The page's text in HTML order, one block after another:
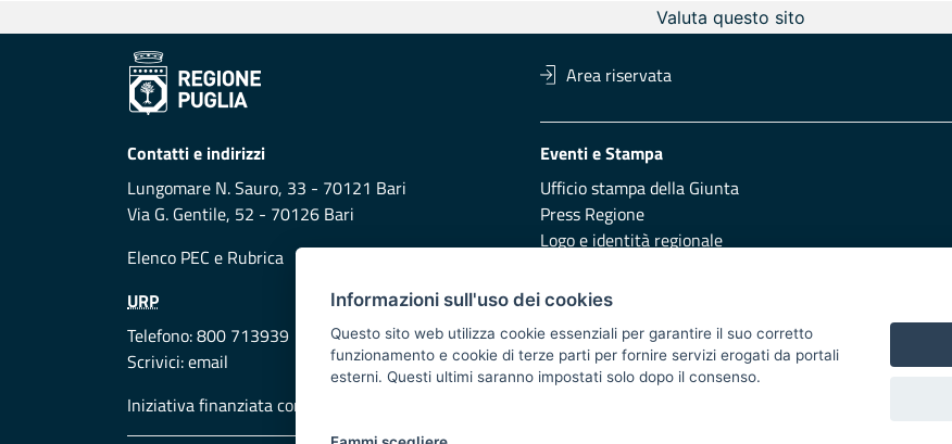
Valuta questo sito
Area riservata
Contatti e indirizzi
Lungomare N. Sauro, 33 - 70121 Bari
Via G. Gentile, 52 - 70126 Bari
Elenco PEC e Rubrica
Eventi e Stampa
Ufficio stampa della Giunta
Press Regione
Logo e identità regionale
URP
Telefono: 800 713939
Scrivici:email
Redazione
Presentazione
Responsabili di pubblicazione
Iniziativa finanziata con risorse del POR Puglia 2014/2020 - Asse XI
Informazioni sull'uso dei cookies
Questo sito web utilizza cookie essenziali per garantire il suo corretto
funzionamento e cookie di terze parti per fornire servizi erogati da portali
esterni. Questi ultimi saranno impostati solo dopo il consenso.